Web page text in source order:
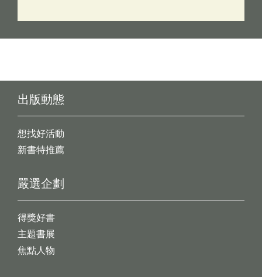
出版動態
想找好活動
新書特推薦
嚴選企劃
得獎好書
主題書展
焦點人物